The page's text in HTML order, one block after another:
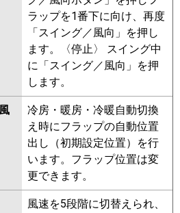
ラップを1番下に向け、再度
「スイング／風向」を押し
ます。〈停止〉 スイング中
に「スイング／風向」を押
します。
冷房・暖房・冷暖自動切換
え時にフラップの自動位置
出し（初期設定位置）を行
います。フラップ位置は変
更できます。
風速を5段階に切替えられ、